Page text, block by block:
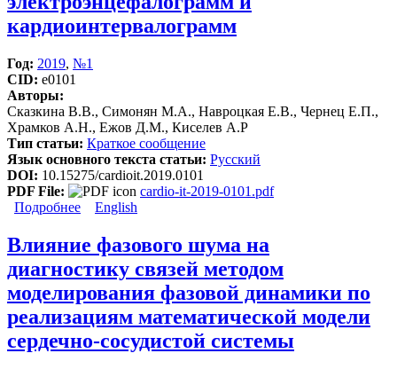
кардиоинтервалограмм
Год: 2019, №1
CID: e0101
Авторы:
Сказкина В.В., Симонян М.А., Навроцкая Е.В., Чернец Е.П.,
Храмков А.Н., Ежов Д.М., Киселев А.Р
Тип статьи: Краткое сообщение
Язык основного текста статьи: Русский
DOI: 10.15275/cardioit.2019.0101
PDF File:
cardio-it-2019-0101.pdf
Подробнее о Сопоставление методик введения фаз колебаний
кардиоинтервалограмм
English
Влияние фазового шума на
диагностику связей методом
моделирования фазовой динамики по
реализациям математической модели
сердечно-сосудистой системы